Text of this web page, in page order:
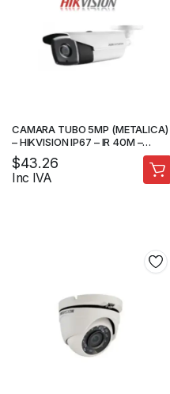
CAMARA TUBO 5MP (METALICA)
– HIKVISION IP67 – IR 40M –
CAMARA DE SEGURIDAD
$43.26
Inc IVA